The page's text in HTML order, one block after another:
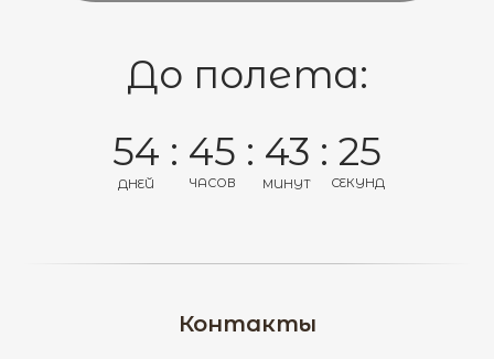
МИНУТ
ЧАСОВ
ДНЕЙ
До полета:
54 : 45 : 43 : 25
СЕКУНД
Контакты